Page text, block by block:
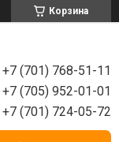
Корзина
+7 (701) 768-51-11
+7 (705) 952-01-01
+7 (701) 724-05-72